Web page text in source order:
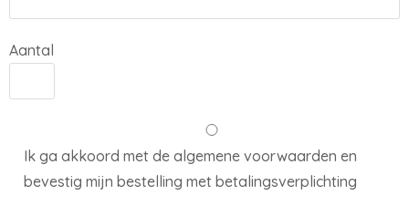
Aantal
Ik ga akkoord met de algemene voorwaarden en
bevestig mijn bestelling met betalingsverplichting